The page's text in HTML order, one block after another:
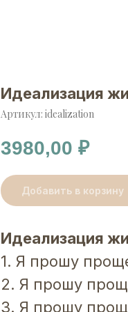
Идеализация
Артикул: idealization
3980,00 ₽
Добавить в корзину
Идеализация
1. Я прошу
2. Я прошу
3. Я прошу